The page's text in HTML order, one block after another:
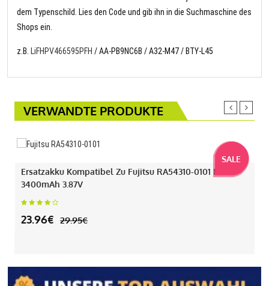
dem Typenschild. Lies den Code und gib ihn in die Suchmaschine des
Shops ein.
z.B. LiFHPV466595PFH / AA-PB9NC6B / A32-M47 / BTY-L45
VERWANDTE PRODUKTE
SALE
Ersatzakku Kompatibel Zu Fujitsu RA54310-0101 Mit
3400mAh 3.87V
23.96€ 29.95€